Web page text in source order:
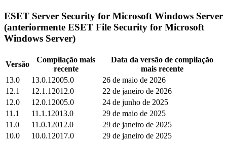
ESET Server Security for Microsoft Windows Server
(anteriormente ESET File Security for Microsoft
Windows Server)
Versão
Compilação mais
recente
Data da versão de compilação
mais recente
13.0
13.0.12005.0
26 de maio de 2026
12.1
12.1.12012.0
22 de janeiro de 2026
12.0
12.0.12005.0
24 de junho de 2025
11.1
11.1.12013.0
29 de maio de 2025
11.0
11.0.12012.0
29 de janeiro de 2025
10.0
10.0.12017.0
29 de janeiro de 2025